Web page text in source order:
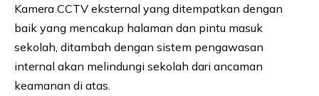
Kamera CCTV eksternal yang ditempatkan dengan
baik yang mencakup halaman dan pintu masuk
sekolah, ditambah dengan sistem pengawasan
internal akan melindungi sekolah dari ancaman
keamanan di atas.